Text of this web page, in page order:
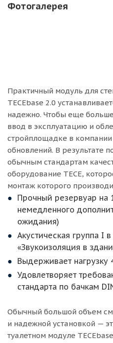
Практичный модуль для
TECEbase 2.0
надежно. Чтобы еще
ввод в эксплуатацию и
стройплощадке в
обновлений. В результате
обычным стандартам
оборудование TECE,
монтаж которого
Прочный резервуар на
немедленного
ожидания)
Акустическая группа I
«Звукоизоляция в
Выдерживает нагрузку
Удовлетворяет
стандарта по бачкам
Обычный большой объем
и надежной установкой —
туалетном модуле
Фотогалерея